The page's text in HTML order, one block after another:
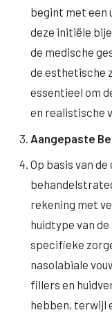
begint met een
deze initiële
de medische
de esthetische
essentieel om
en realistische
Aangepaste
Op basis van
rekening met
huidtype van
specifieke
nasolabiale
fillers en
hebben, terwijl